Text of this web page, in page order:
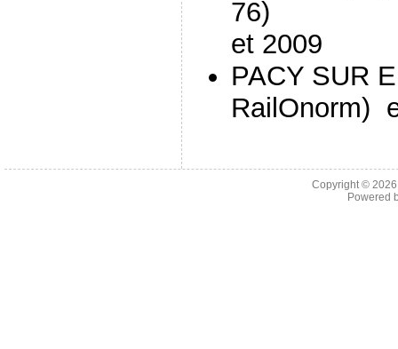
76)
et 2009
PACY SUR
RailOnorm)
Copyright © 2026
Powered